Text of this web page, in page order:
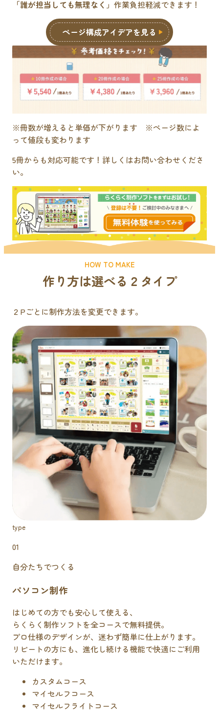
「誰が担当しても無理なく」作業負担軽減できます！
ページ構成アイデアを見る
※冊数が増えると単価が下がります ※ページ数によ
って値段も変わります
5冊からも対応可能です！詳しくはお問い合わせくださ
い。
HOW TO MAKE
作り方は選べる２タイプ
２Pごとに制作方法を変更できます。
type
01
自分たちでつくる
パソコン制作
はじめての方でも安心して使える、
らくらく制作ソフトを全コースで無料提供。
プロ仕様のデザインが、迷わず簡単に仕上がります。
リピートの方にも、進化し続ける機能で快適にご利用
いただけます。
カスタムコース
マイセルフコース
マイセルフライトコース